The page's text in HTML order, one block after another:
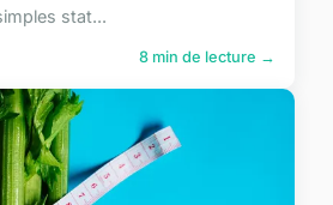
stat...
8 min de lecture →